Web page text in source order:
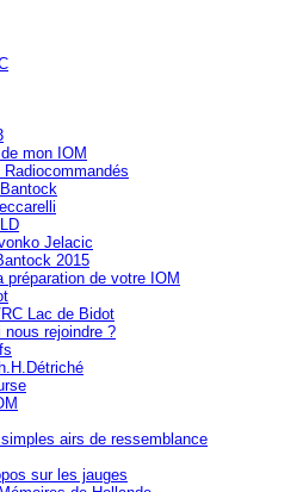
mon IOM
Jelacic
2015
préparation de votre IOM
Lac de Bidot
nous rejoindre ?
airs de ressemblance
sur les jauges